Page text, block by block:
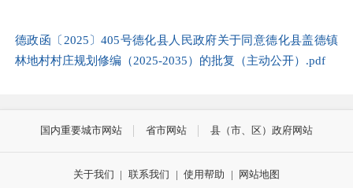
德政函〔2025〕405号德化县人民政府关于同意德化县盖德镇
林地村村庄规划修编（2025-2035）的批复（主动公开）.pdf
国内重要城市网站 省市网站 县（市、区）政府网站
关于我们 | 联系我们 | 使用帮助 | 网站地图